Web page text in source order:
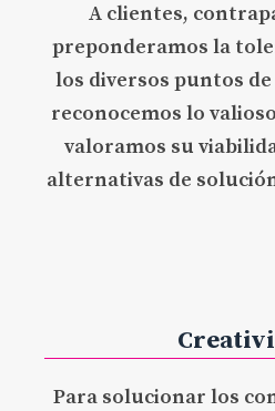
A clientes,
preponderamos la
los diversos puntos
reconocemos lo
valoramos su
alternativas de
Para solucionar los